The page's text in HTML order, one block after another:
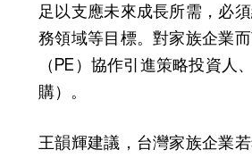
足以支應未來成長所需，必
務領域等目標。對家族企業
（PE）協作引進策略投資
購）。
王韻輝建議，台灣家族企業